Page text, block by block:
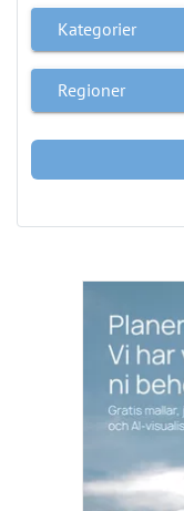
Kategorier
Regioner